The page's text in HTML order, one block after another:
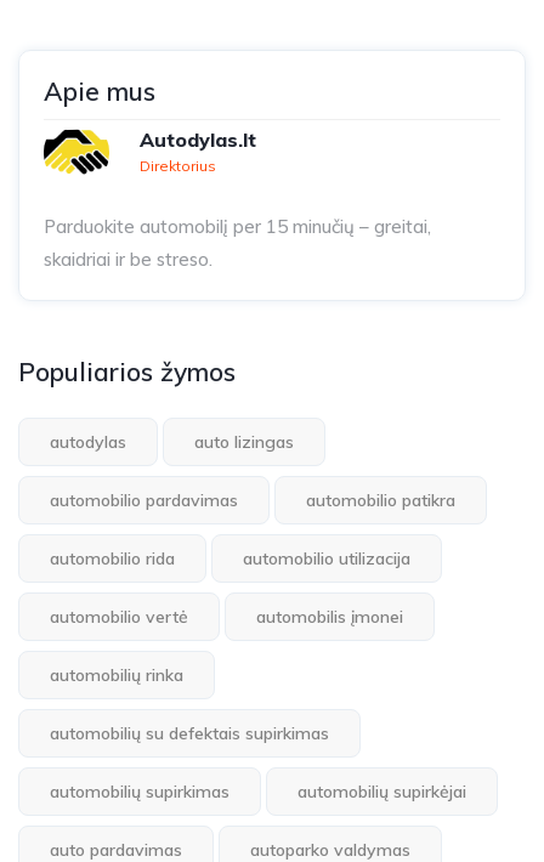
Apie mus
Autodylas.lt
Direktorius
Parduokite automobilį per 15 minučių – greitai,
skaidriai ir be streso.
Populiarios žymos
autodylas auto lizingas
automobilio pardavimas automobilio patikra
automobilio rida automobilio utilizacija
automobilio vertė automobilis įmonei
automobilių rinka
automobilių su defektais supirkimas
automobilių supirkimas automobilių supirkėjai
auto pardavimas autoparko valdymas